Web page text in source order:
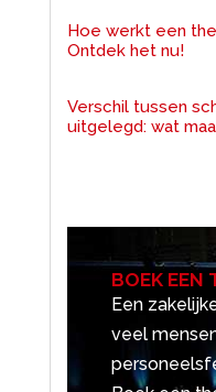
Hoe werkt een
Ontdek het nu!
Verschil tussen
uitgelegd: wat
BOEK EEN
Een
veel